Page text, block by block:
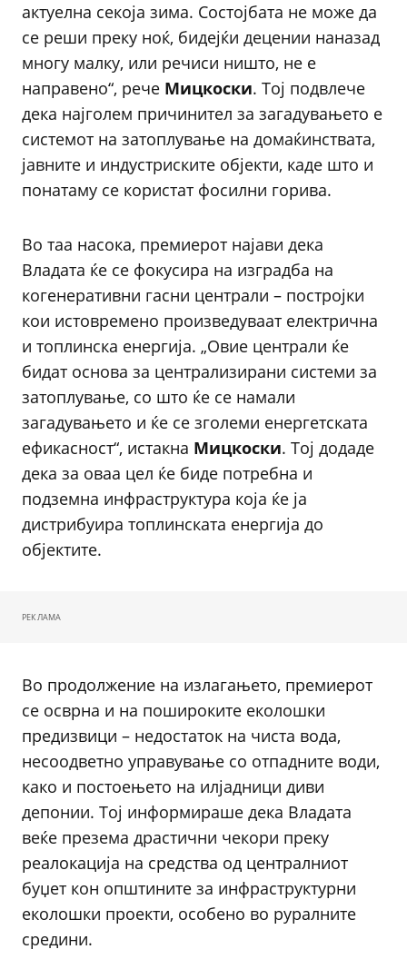
актуелна секоја зима. Состојбата не може да
се реши преку ноќ, бидејќи децении наназад
многу малку, или речиси ништо, не е
направено“, рече Мицкоски. Тој подвлече
дека најголем причинител за загадувањето е
системот на затоплување на домаќинствата,
јавните и индустриските објекти, каде што и
понатаму се користат фосилни горива.
Во таа насока, премиерот најави дека
Владата ќе се фокусира на изградба на
когенеративни гасни централи – постројки
кои истовремено произведуваат електрична
и топлинска енергија. „Овие централи ќе
бидат основа за централизирани системи за
затоплување, со што ќе се намали
загадувањето и ќе се зголеми енергетската
ефикасност“, истакна Мицкоски. Тој додаде
дека за оваа цел ќе биде потребна и
подземна инфраструктура која ќе ја
дистрибуира топлинската енергија до
објектите.
РЕКЛАМА
Во продолжение на излагањето, премиерот
се осврна и на пошироките еколошки
предизвици – недостаток на чиста вода,
несоодветно управување со отпадните води,
како и постоењето на илјадници диви
депонии. Тој информираше дека Владата
веќе презема драстични чекори преку
реалокација на средства од централниот
буџет кон општините за инфраструктурни
еколошки проекти, особено во руралните
средини.